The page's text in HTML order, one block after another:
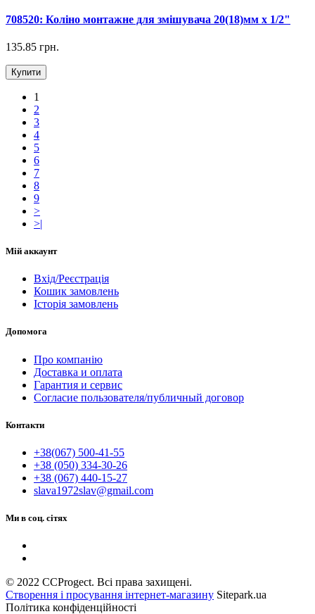
708520: Коліно монтажне для змішувача 20(18)мм х 1/2"
135.85 грн.
Купити
1
2
3
4
5
6
7
8
9
>
>|
Мій аккаунт
Вхід/Реєстрація
Кошик замовлень
Історія замовлень
Допомога
Про компанію
Доставка и оплата
Гарантия и сервис
Согласие пользователя/публичный договор
Контакти
+38(067) 500-41-55
+38 (050) 334-30-26
+38 (067) 440-15-27
slava1972slav@gmail.com
Ми в соц. сітях
© 2022 CCProgect. Всі права захищені.
Створення і просування інтернет-магазину Sitepark.ua
Політика конфіденційності